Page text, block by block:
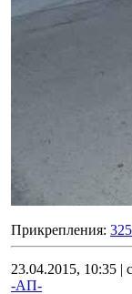
Прикрепления:
23.04.2015, 10:35 |
-АП-